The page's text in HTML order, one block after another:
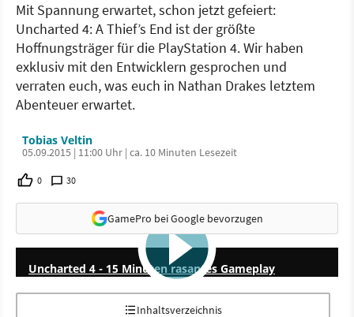
Mit Spannung erwartet, schon jetzt gefeiert:
Uncharted 4: A Thief’s End ist der größte
Hoffnungsträger für die PlayStation 4. Wir haben
exklusiv mit den Entwicklern gesprochen und
verraten euch, was euch in Nathan Drakes letztem
Abenteuer erwartet.
Tobias Veltin
05.09.2015 | 11:00 Uhr | ca. 10 Minuten Lesezeit
0 30
GamePro bei Google bevorzugen
14:55
Uncharted 4 - 15 Minuten rasantes Gameplay
Inhaltsverzeichnis